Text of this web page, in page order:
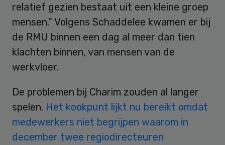
relatief gezien bestaat uit een kleine groep
mensen.” Volgens Schaddelee kwamen er bij
de RMU binnen een dag al meer dan tien
klachten binnen, van mensen van de
werkvloer.
De problemen bij Charim zouden al langer
spelen. Het kookpunt lijkt nu bereikt omdat
medewerkers niet begrijpen waarom in
december twee regiodirecteuren